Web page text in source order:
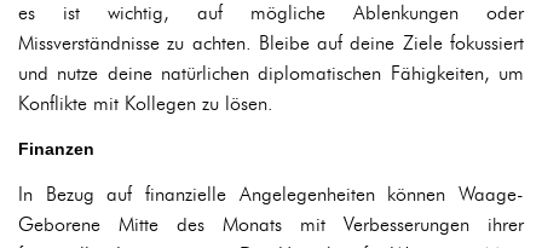
es ist wichtig, auf mögliche Ablenkungen oder
Missverständnisse zu achten. Bleibe auf deine Ziele fokussiert
und nutze deine natürlichen diplomatischen Fähigkeiten, um
Konflikte mit Kollegen zu lösen.
Finanzen
In Bezug auf finanzielle Angelegenheiten können Waage-
Geborene Mitte des Monats mit Verbesserungen ihrer